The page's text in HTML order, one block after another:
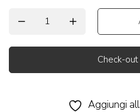
Check-
Aggiungi